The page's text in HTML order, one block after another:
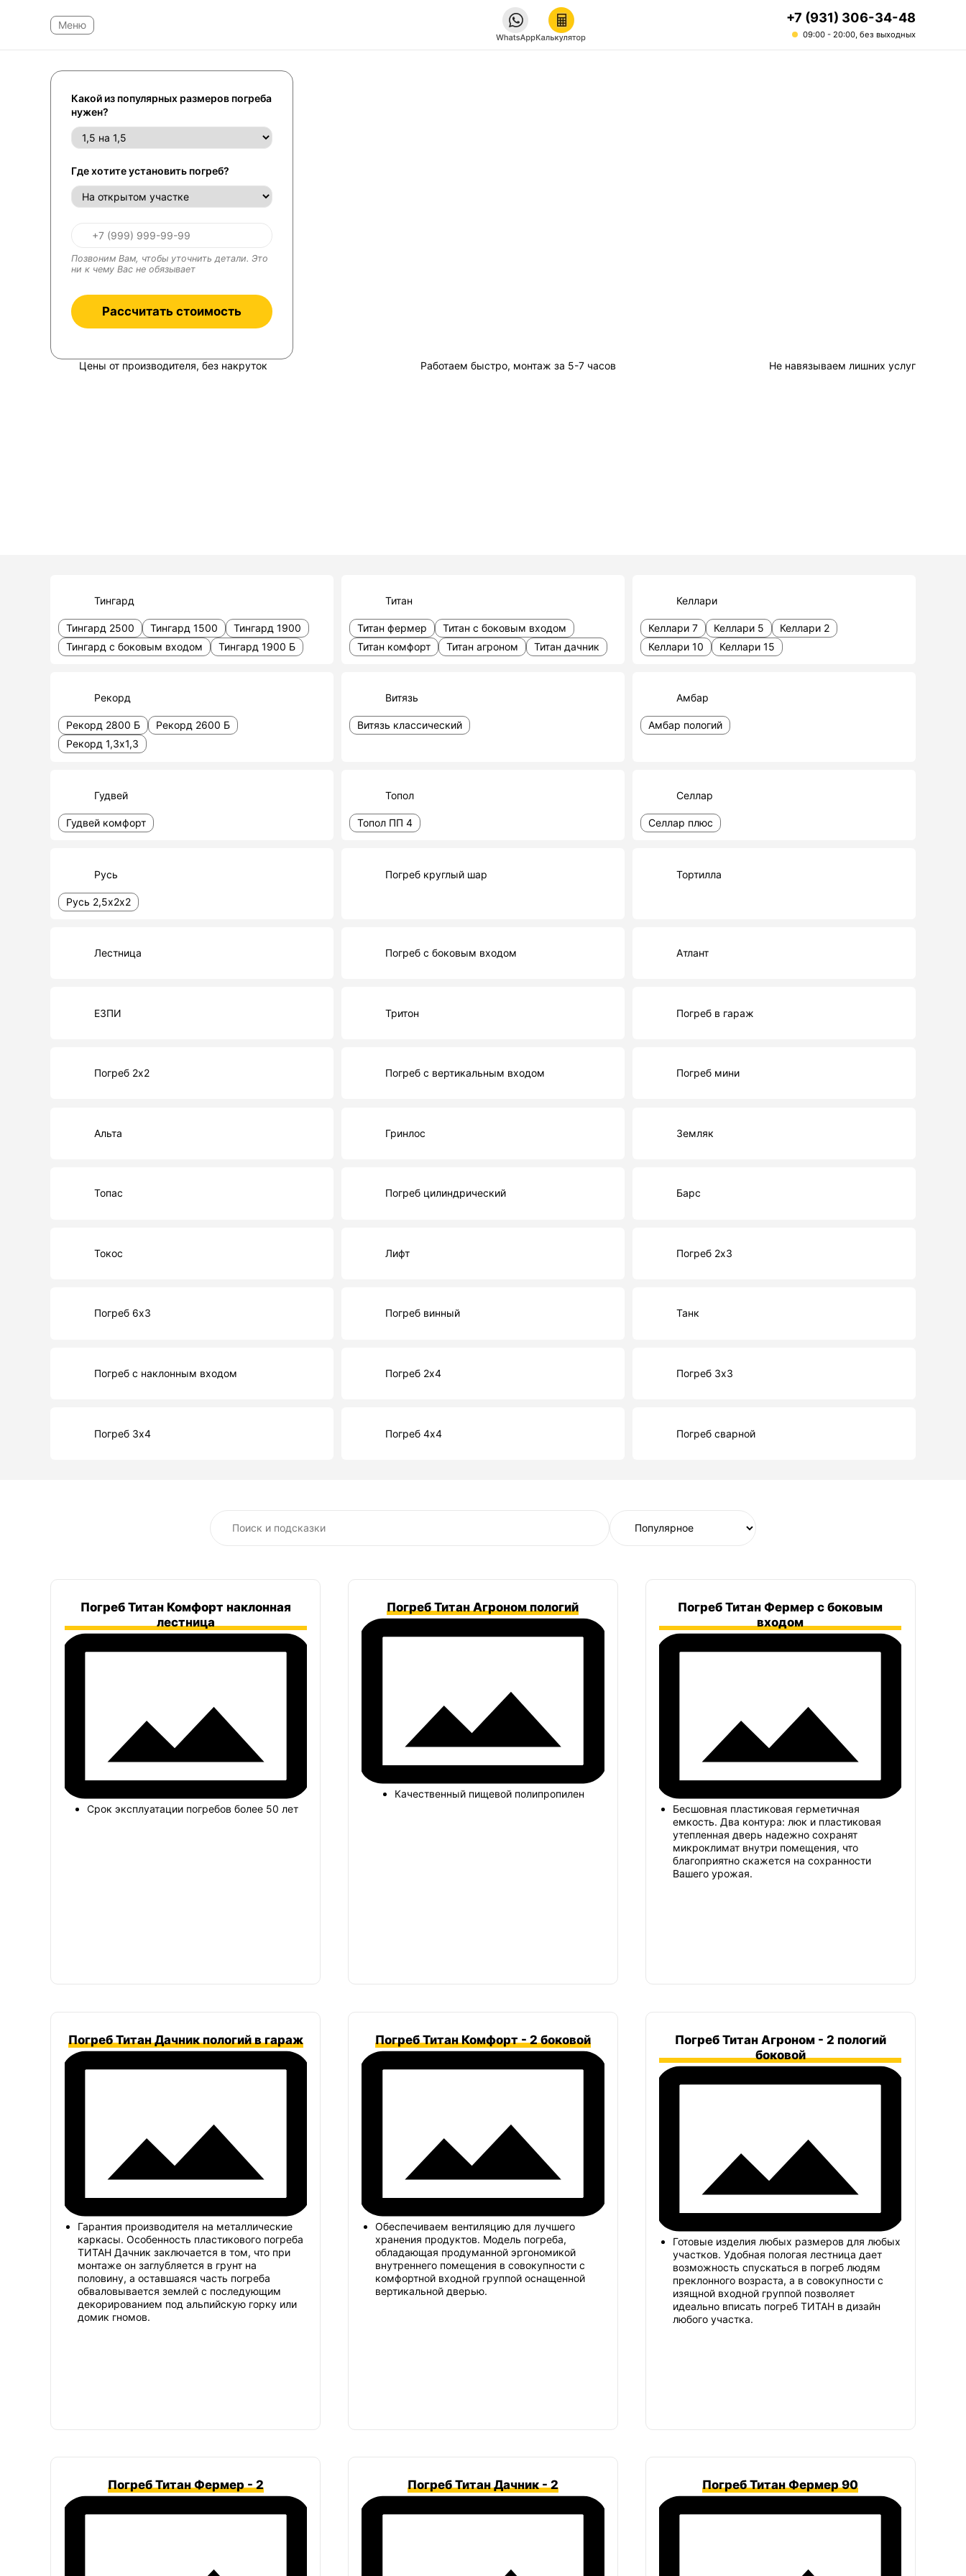
+7 (931) 306-34-48
09:00 - 20:00, без выходных
Какой из популярных размеров погреба
нужен?
Где хотите установить погреб?
Позвоним Вам, чтобы уточнить детали. Это
ни к чему Вас не обязывает
Рассчитать стоимость
Цены от производителя, без накруток Работаем быстро, монтаж за 5-7 часов Не навязываем лишних услуг
Тингард
Тингард 2500 Тингард 1500
Тингард 1900
Тингард с боковым входом
Тингард 1900 Б
Титан
Титан фермер
Титан с боковым входом
Титан комфорт
Титан агроном Титан дачник
Келлари
Келлари 7 Келлари 5
Келлари 2
Келлари 10
Келлари 15
Рекорд
Рекорд 2800 Б
Рекорд 2600 Б
Рекорд 1,3х1,3
Витязь
Витязь классический
Амбар
Амбар пологий
Гудвей
Гудвей комфорт
Топол
Топол ПП 4
Селлар
Селлар плюс
Русь
Русь 2,5х2х2
Погреб круглый шар Тортилла
Лестница Погреб с боковым входом Атлант
ЕЗПИ Тритон Погреб в гараж
Погреб 2х2 Погреб с вертикальным входом Погреб мини
Альта Гринлос Земляк
Топас Погреб цилиндрический Барс
Токос Лифт Погреб 2х3
Погреб 6х3 Погреб винный Танк
Погреб с наклонным входом Погреб 2х4 Погреб 3х3
Погреб 3х4 Погреб 4х4 Погреб сварной
Погреб Титан Комфорт наклонная
лестница
Срок эксплуатации погребов более 50 лет
Погреб Титан Агроном пологий
Качественный пищевой полипропилен
Погреб Титан Фермер с боковым
входом
Бесшовная пластиковая герметичная
емкость. Два контура: люк и пластиковая
утепленная дверь надежно сохранят
микроклимат внутри помещения, что
благоприятно скажется на сохранности
Вашего урожая.
Погреб Титан Дачник пологий в гараж
Гарантия производителя на металлические
каркасы. Особенность пластикового погреба
ТИТАН Дачник заключается в том, что при
монтаже он заглубляется в грунт на
половину, а оставшаяся часть погреба
обваловывается землей с последующим
декорированием под альпийскую горку или
домик гномов.
Погреб Титан Комфорт - 2 боковой
Обеспечиваем вентиляцию для лучшего
хранения продуктов. Модель погреба,
обладающая продуманной эргономикой
внутреннего помещения в совокупности с
комфортной входной группой оснащенной
вертикальной дверью.
Погреб Титан Агроном - 2 пологий
боковой
Готовые изделия любых размеров для любых
участков. Удобная пологая лестница дает
возможность спускаться в погреб людям
преклонного возраста, а в совокупности с
изящной входной группой позволяет
идеально вписать погреб ТИТАН в дизайн
любого участка.
Погреб Титан Фермер - 2 Погреб Титан Дачник - 2 Погреб Титан Фермер 90